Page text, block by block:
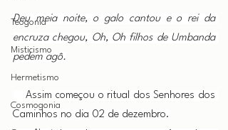
Teogonia
Misticismo
Hermetismo
Cosmogonia
Deu meia noite, o galo cantou e o rei da
encruza chegou, Oh, Oh filhos de Umbanda
pedem agô.
    Assim começou o ritual dos Senhores dos
Caminhos no dia 02 de dezembro.